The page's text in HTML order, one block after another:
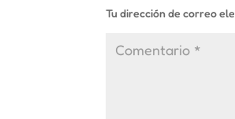
Tu dirección de correo